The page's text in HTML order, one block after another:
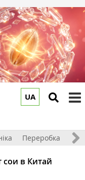
UA
Переробка
сои в Китай